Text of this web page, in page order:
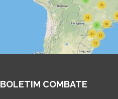
BOLETIM COMBATE